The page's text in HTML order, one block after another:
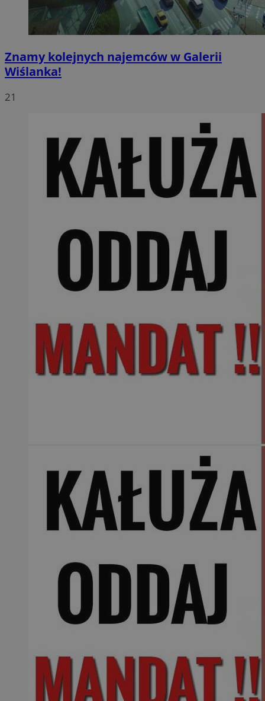
Znamy kolejnych najemców w Galerii
Wiślanka!
21